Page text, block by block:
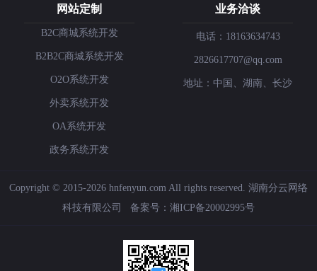
网站定制
B2C商城系统开发
B2B2C商城系统开发
O2O系统开发
外卖系统开发
OA系统开发
政务系统开发
业务洽谈
电话：18163634743
2826617707@qq.com
地址：中国、湖南、长沙
Copyright © 2015-2026 hnfenyun.com All rights reserved. 湖南分云网络
科技有限公司
备案号： 湘ICP备20002995号